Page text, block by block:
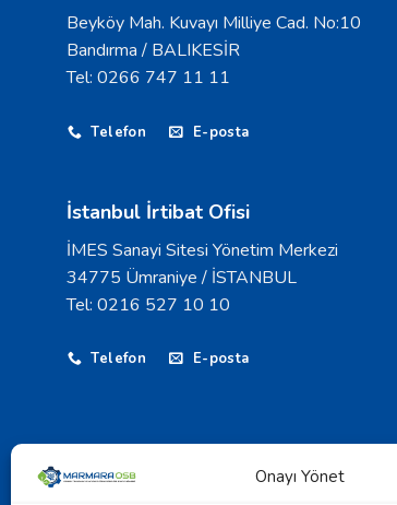
Onayı Yönet
Beyköy Mah. Kuvayı Milliye Cad. No:10
Bandırma / BALIKESİR
Tel: 0266 747 11 11
Telefon E-posta
İstanbul İrtibat Ofisi
İMES Sanayi Sitesi Yönetim Merkezi
34775 Ümraniye / İSTANBUL
Tel: 0216 527 10 10
Telefon E-posta